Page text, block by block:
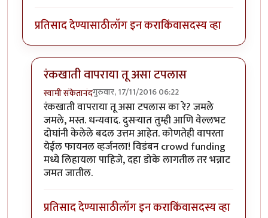
प्रतिसाद देण्यासाठीलॉग इन कराकिंवासदस्य व्हा
रंकखाती वापराया तू असा टपलास
स्वामी संकेतानंदगुरुवार, 17/11/2016 06:22
In reply toछान झालंय विडंबन!byचतुरंग
रंकखाती वापराया तू असा टपलास का रे? जमले
जमले, मस्त. धन्यवाद. दुसऱ्यात तुम्ही आणि वेल्लभट
दोघांनी केलेले बदल उत्तम आहेत. कोणतेही वापरता
येईल फायनल व्हर्जनला! विडंबन crowd funding
मध्ये लिहायला पाहिजे, दहा डोके लागतील तर भन्नाट
जमत जातील.
प्रतिसाद देण्यासाठीलॉग इन कराकिंवासदस्य व्हा